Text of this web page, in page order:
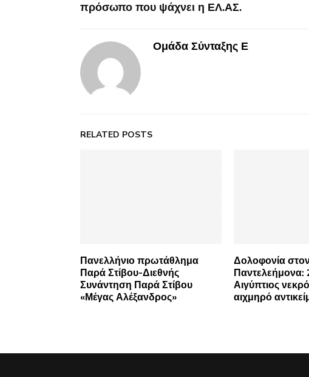
πρόσωπο που ψάχνει η ΕΛ.ΑΣ.
Ομάδα Σύνταξης Ε
RELATED POSTS
Πανελλήνιο πρωτάθλημα
Παρά Στίβου-Διεθνής
Συνάντηση Παρά Στίβου
«Μέγας Αλέξανδρος»
Δολοφονία
Παντελεήμονα:
Αιγύπτιος
αιχμηρό